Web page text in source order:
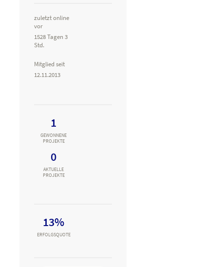
zuletzt online
vor
1528 Tagen 3
Std.
Mitglied seit
12.11.2013
1
GEWONNENE
PROJEKTE
0
AKTUELLE
PROJEKTE
13%
ERFOLGSQUOTE